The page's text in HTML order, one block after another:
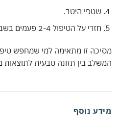
שטפי היטב.
חזרי על הטיפול 2-4 פעמים בשבוע.
זו מתאימה למי שמחפש טיפול
בין תזונה טבעית לתוצאות
נוסף